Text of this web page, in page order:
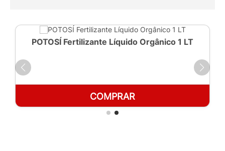
POTOSÍ Fertilizante Líquido Orgânico 1 LT
COMPRAR